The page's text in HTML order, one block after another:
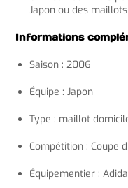
Japon ou des
Informations
Saison : 2006
Équipe : Japon
Type : maillot
Compétition : Coupe
Équipementier :